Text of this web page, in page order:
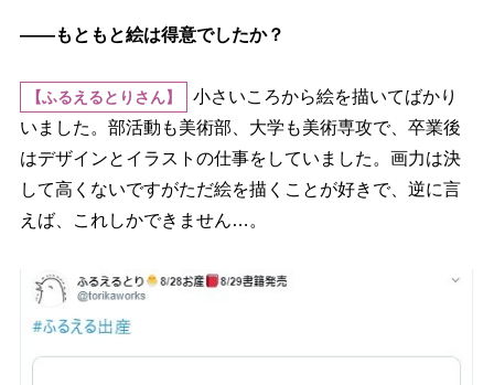
――もともと絵は得意でしたか？
【ふるえるとりさん】
小さいころから絵を描いてばかり
いました。部活動も美術部、大学も美術専攻で、卒業後
はデザインとイラストの仕事をしていました。画力は決
して高くないですがただ絵を描くことが好きで、逆に言
えば、これしかできません…。